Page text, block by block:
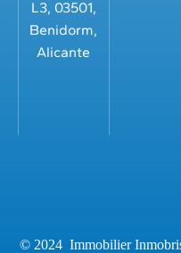
L3, 03501,
Benidorm,
Alicante
© 2024 Immobilier